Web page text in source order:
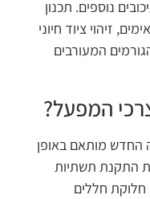
נוספים. תכנון
זיהוי ציוד חיוני
המעורבים
המפעל?
החדש מותאם באופן
התקנת תשתיות
חללים